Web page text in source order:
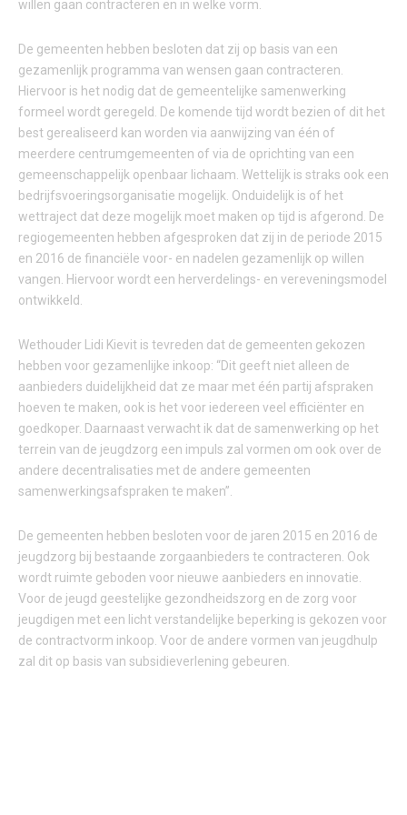
willen gaan contracteren en in welke vorm.
De gemeenten hebben besloten dat zij op basis van een
gezamenlijk programma van wensen gaan contracteren.
Hiervoor is het nodig dat de gemeentelijke samenwerking
formeel wordt geregeld. De komende tijd wordt bezien of dit het
best gerealiseerd kan worden via aanwijzing van één of
meerdere centrumgemeenten of via de oprichting van een
gemeenschappelijk openbaar lichaam. Wettelijk is straks ook een
bedrijfsvoeringsorganisatie mogelijk. Onduidelijk is of het
wettraject dat deze mogelijk moet maken op tijd is afgerond. De
regiogemeenten hebben afgesproken dat zij in de periode 2015
en 2016 de financiële voor- en nadelen gezamenlijk op willen
vangen. Hiervoor wordt een herverdelings- en vereveningsmodel
ontwikkeld.
Wethouder Lidi Kievit is tevreden dat de gemeenten gekozen
hebben voor gezamenlijke inkoop: “Dit geeft niet alleen de
aanbieders duidelijkheid dat ze maar met één partij afspraken
hoeven te maken, ook is het voor iedereen veel efficiënter en
goedkoper. Daarnaast verwacht ik dat de samenwerking op het
terrein van de jeugdzorg een impuls zal vormen om ook over de
andere decentralisaties met de andere gemeenten
samenwerkingsafspraken te maken”.
De gemeenten hebben besloten voor de jaren 2015 en 2016 de
jeugdzorg bij bestaande zorgaanbieders te contracteren. Ook
wordt ruimte geboden voor nieuwe aanbieders en innovatie.
Voor de jeugd geestelijke gezondheidszorg en de zorg voor
jeugdigen met een licht verstandelijke beperking is gekozen voor
de contractvorm inkoop. Voor de andere vormen van jeugdhulp
zal dit op basis van subsidieverlening gebeuren.